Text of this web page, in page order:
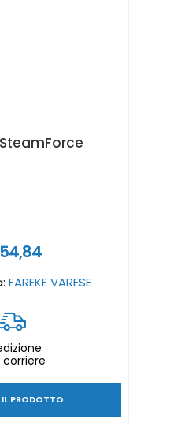
FAREKE VARESE
PRODOTTO